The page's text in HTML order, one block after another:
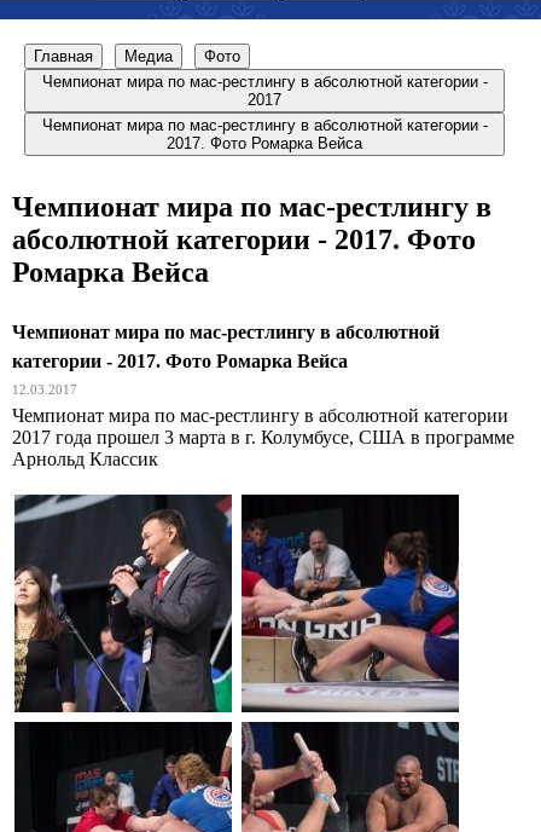
Главная Медиа
Фото
Чемпионат мира по мас-рестлингу в абсолютной категории -
2017
Чемпионат мира по мас-рестлингу в абсолютной категории -
2017. Фото Ромарка Вейса
Чемпионат мира по мас-рестлингу в
абсолютной категории - 2017. Фото
Ромарка Вейса
Чемпионат мира по мас-рестлингу в абсолютной
категории - 2017. Фото Ромарка Вейса
12.03.2017
Чемпионат мира по мас-рестлингу в абсолютной категории
2017 года прошел 3 марта в г. Колумбусе, США в программе
Арнольд Классик